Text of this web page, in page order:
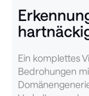
Ein komplettes
Bedrohungen